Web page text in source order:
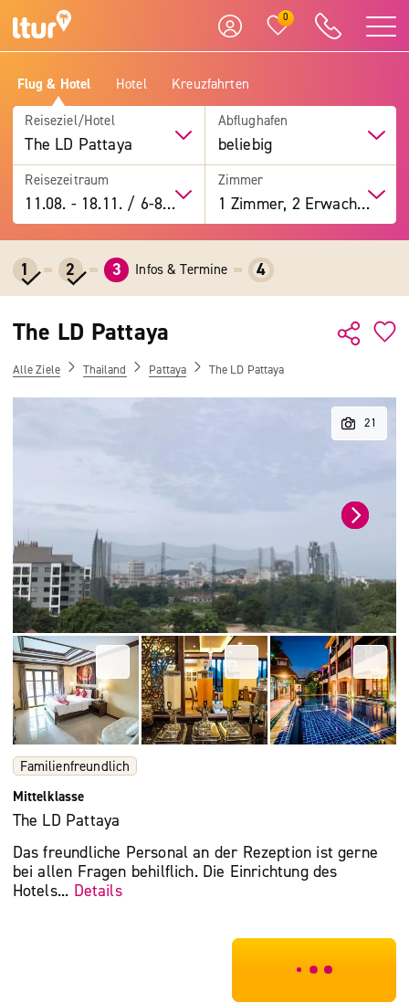
0
Flug & Hotel Hotel Kreuzfahrten
Reiseziel/Hotel
The LD Pattaya
Abflughafen
beliebig
Reisezeitraum
11.08. -18.11. / 6-8 Tage
Zimmer
1 Zimmer, 2 Erwachsene
1 2 3 Infos & Termine 4
The LD Pattaya
Alle Ziele Thailand Pattaya The LD Pattaya
Familienfreundlich
Mittelklasse
The LD Pattaya
Das freundliche Personal an der Rezeption ist gerne
bei allen Fragen behilflich. Die Einrichtung des
Hotels... Details
***************